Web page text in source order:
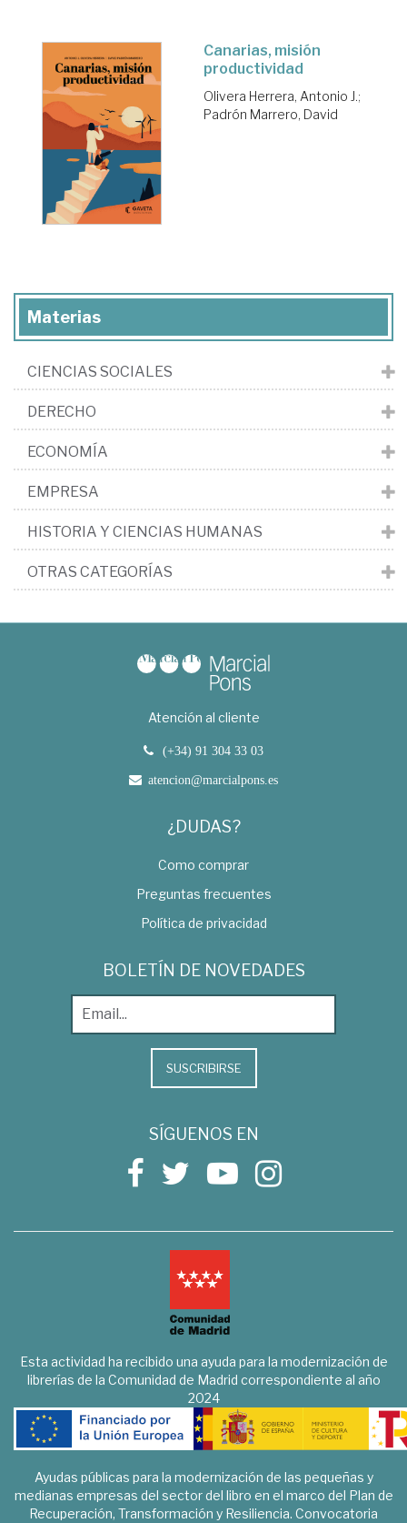
Canarias, misión
productividad
Olivera Herrera, Antonio J.;
Padrón Marrero, David
Materias
CIENCIAS SOCIALES
DERECHO
ECONOMÍA
EMPRESA
HISTORIA Y CIENCIAS HUMANAS
OTRAS CATEGORÍAS
Atención al cliente
(+34) 91 304 33 03
atencion@marcialpons.es
¿DUDAS?
Como comprar
Preguntas frecuentes
Política de privacidad
BOLETÍN DE NOVEDADES
SUSCRIBIRSE
SÍGUENOS EN
Esta actividad ha recibido una ayuda para la modernización de
librerías de la Comunidad de Madrid correspondiente al año
2024
Ayudas públicas para la modernización de las pequeñas y
medianas empresas del sector del libro en el marco del Plan de
Recuperación, Transformación y Resiliencia. Convocatoria